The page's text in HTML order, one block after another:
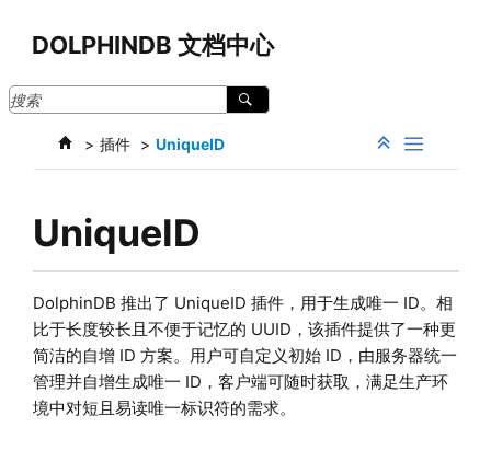
DOLPHINDB 文档中心
插件 UniqueID
UniqueID
DolphinDB 推出了 UniqueID 插件，用于生成唯一 ID。相
比于长度较长且不便于记忆的 UUID，该插件提供了一种更
简洁的自增 ID 方案。用户可自定义初始 ID，由服务器统一
管理并自增生成唯一 ID，客户端可随时获取，满足生产环
境中对短且易读唯一标识符的需求。